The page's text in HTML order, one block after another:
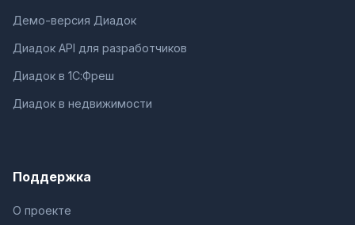
Демо-версия Диадок
Диадок API для разработчиков
Диадок в 1С:Фреш
Диадок в недвижимости
Поддержка
О проекте